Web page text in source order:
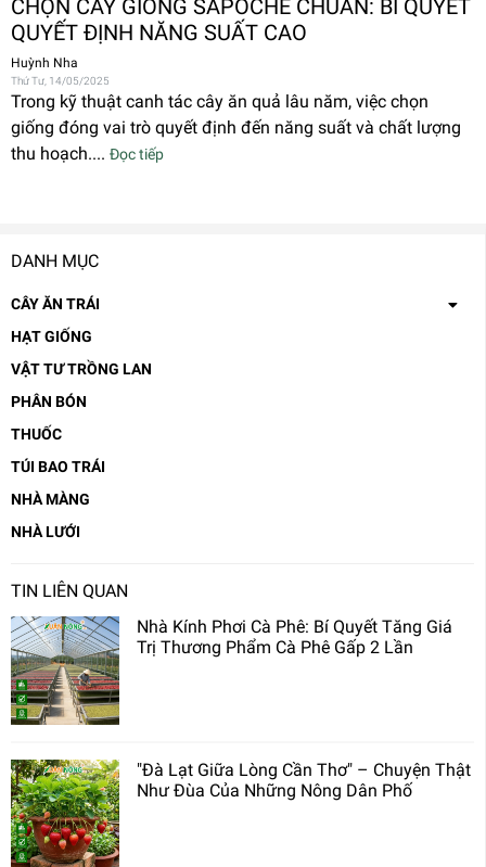
DANH MỤC
CÂY ĂN TRÁI
HẠT GIỐNG
VẬT TƯ TRỒNG LAN
PHÂN BÓN
THUỐC
TÚI BAO TRÁI
NHÀ MÀNG
NHÀ LƯỚI
TIN LIÊN QUAN
Nhà Kính Phơi Cà Phê: Bí Quyết Tăng Giá
Trị Thương Phẩm Cà Phê Gấp 2 Lần
"Đà Lạt Giữa Lòng Cần Thơ" – Chuyện Thật
Như Đùa Của Những Nông Dân Phố
CHỌN CÂY GIỐNG SAPOCHE CHUẨN: BÍ QUYẾT
QUYẾT ĐỊNH NĂNG SUẤT CAO
Huỳnh Nha
Thứ Tư, 14/05/2025
Trong kỹ thuật canh tác cây ăn quả lâu năm, việc chọn
giống đóng vai trò quyết định đến năng suất và chất lượng
thu hoạch.... Đọc tiếp